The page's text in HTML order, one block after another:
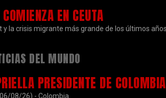
COMIENZA EN CEUTA
la crisis migrante más grande de los últimos años.
DEL MUNDO
PRESIDENTE DE COLOMBIA
08/26) - Colombia